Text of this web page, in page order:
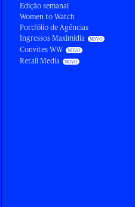
Edição semanal
Women to Watch
Portfólio de Agências
Ingressos Maximídia
Convites WW
Retail Media